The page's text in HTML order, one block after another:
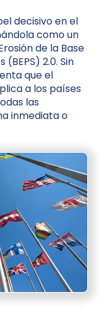
decisivo en el
como un
de la Base
2.0. Sin
que el
a los países
las
inmediata o